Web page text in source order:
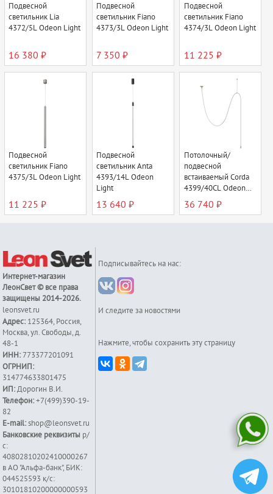
Подвесной
светильник Lia
4372/5L Odeon Light
16 380 ₽
Подвесной
светильник Fiano
4373/3L Odeon Light
7 350 ₽
Подвесной
светильник Fiano
4374/3L Odeon Light
11 225 ₽
Подвесной
светильник Fiano
4375/3L Odeon Light
11 225 ₽
Подвесной
светильник Anta
4393/14L Odeon
Light
13 640 ₽
Потолочный/
подвесной
встаиваемый Corda
4399/40CL Odeon
Light
36 740 ₽
Интернет-магазин
ЛеонСвет© все права
защищены 2014-2026.
leonsvet.ru
Адрес: 125364,Россия,
Москва,ул. Свободы, д.
48-1
ИНН:773377201091
ОГРНИП:
314774633801475
ИП:Дорогин В.И.
Телефон: +7(499)390-19-
82
E-mail: shop@leonsvet.ru
Банковские реквизиты р/
с:
40802810202410000267
в АО "Альфа-банк", БИК:
044525593 к/c:
30101810200000000593
Подписывайтесь на нас:
И следите за новостями
Нажмите, чтобы сохранить эту страницу